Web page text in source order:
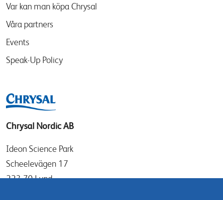
Var kan man köpa Chrysal
Våra partners
Events
Speak-Up Policy
Chrysal Nordic AB
Ideon Science Park
Scheelevägen 17
223 70 Lund